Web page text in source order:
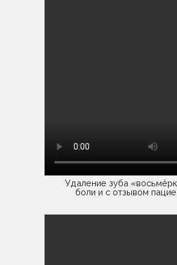
Удаление зуба
боли и с отзывом